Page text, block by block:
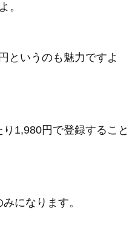
。
というのも魅力ですよ
1,980円で登録すること
になります。